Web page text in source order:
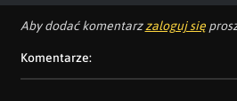
Aby dodać komentarzzaloguj się
Komentarze: